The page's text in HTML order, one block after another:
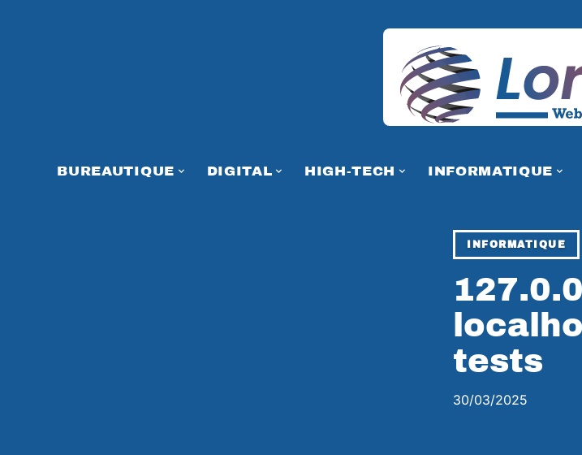
BUREAUTIQUE DIGITAL HIGH-TECH INFORMATIQUE
INFORMATIQUE
tests
30/03/2025